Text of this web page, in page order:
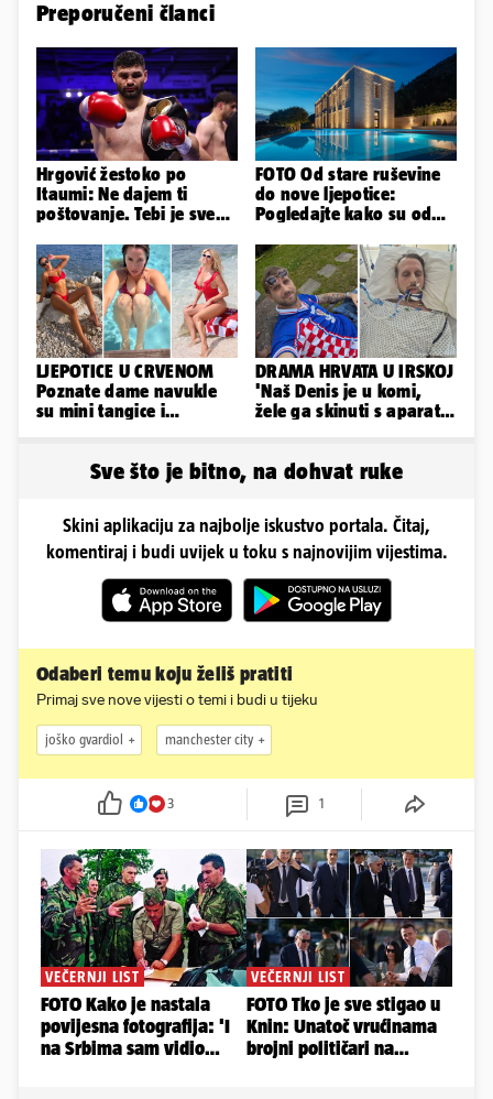
Preporučeni članci
Hrgović žestoko po
Itaumi: Ne dajem ti
poštovanje. Tebi je sve
'zaboli'
FOTO Od stare ruševine
do nove ljepotice:
Pogledajte kako su od
napravili vilu
LJEPOTICE U CRVENOM
Poznate dame navukle
su mini tangice i
DRAMA HRVATA U IRSKOJ
'Naš Denis je u komi,
žele ga skinuti s aparata!
Sve što je bitno, na dohvat ruke
Skini aplikaciju za najbolje iskustvo portala. Čitaj,
komentiraj i budi uvijek u toku s najnovijim vijestima.
Odaberi temu koju želiš pratiti
Primaj sve nove vijesti o temi i budi u tijeku
joško gvardiol manchester city
3 1